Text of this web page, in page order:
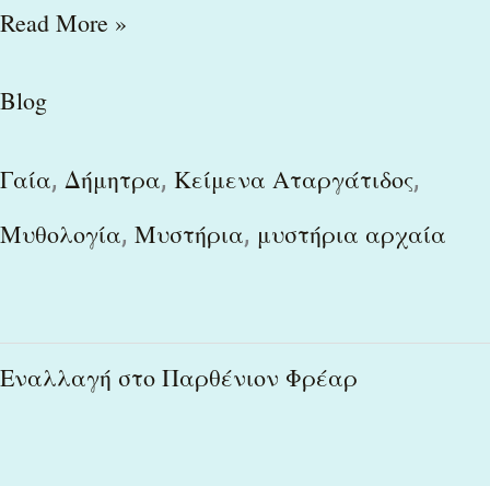
Read More »
Blog
Γαία, Δήμητρα, Κείμενα Αταργάτιδος,
Μυθολογία, Μυστήρια, μυστήρια αρχαία
Εναλλαγή στο Παρθένιον Φρέαρ
Εναλλαγή